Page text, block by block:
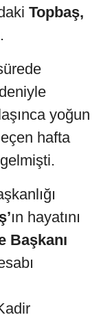
Topbaş,
yoğun
hafta
ın hayatını
Başkanı